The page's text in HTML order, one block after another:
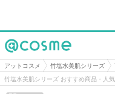
@cosme
アットコスメ 竹塩水美肌シリーズ
竹塩水美肌シリーズ おすすめ商品・人